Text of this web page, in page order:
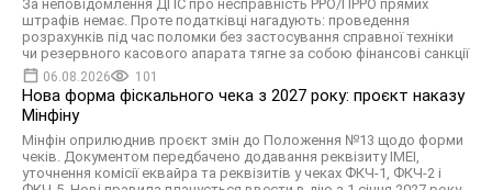
За неповідомлення ДПС про несправність РРО/ПРРО прямих
штрафів немає. Проте податківці нагадують: проведення
розрахунків під час поломки без застосування справної техніки
чи резервного касового апарата тягне за собою фінансові санкції
06.08.2026 101
Нова форма фіскального чека з 2027 року: проєкт наказу
Мінфіну
Мінфін оприлюднив проєкт змін до Положення №13 щодо форми
чекiв. Документом передбачено додавання реквізиту IMEI,
уточнення комiсiї еквайра та реквізитів у чеках ФКЧ-1, ФКЧ-2 і